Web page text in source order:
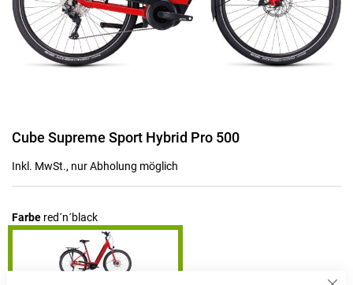
Zum
der
Cube Supreme Sport Hybrid Pro 500
Inkl. MwSt., nur Abholung möglich
Farbe red´n´black